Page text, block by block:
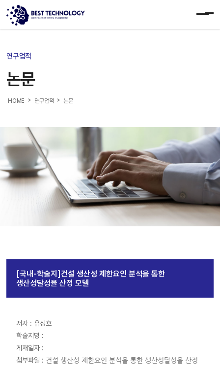
연구업적
논문
HOME > 연구업적 > 논문
[국내-학술지]건설 생산성 제한요인 분석을 통한
생산성달성율 산정 모델
저자 : 유정호
학술지명 :
게재일자 :
첨부파일 : 건설 생산성 제한요인 분석을 통한 생산성달성율 산정